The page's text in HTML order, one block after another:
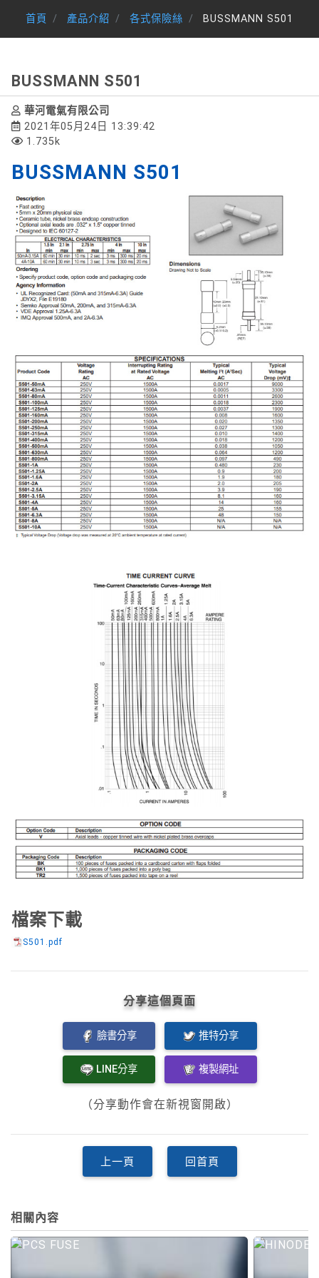
首頁 產品介紹 各式保險絲 BUSSMANN S501
BUSSMANN S501
華河電氣有限公司
2021年05月24日 13:39:42
1.735k
BUSSMANN S501
檔案下載
S501.pdf
分享這個頁面
臉書分享 推特分享
LINE分享 複製網址
（分享動作會在新視窗開啟）
上一頁 回首頁
相關內容